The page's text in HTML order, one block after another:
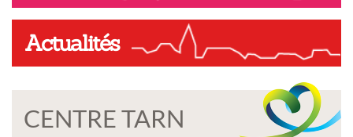
Actualités
CENTRE TARN